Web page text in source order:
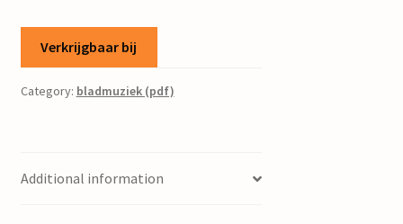
Verkrijgbaar bij
Category: bladmuziek (pdf)
Additional information